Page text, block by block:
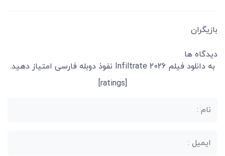
بازیگران
دیدگاه ها
به دانلود فیلم Infiltrate 2026 نفوذ دوبله فارسی امتیاز دهید.
[ratings]